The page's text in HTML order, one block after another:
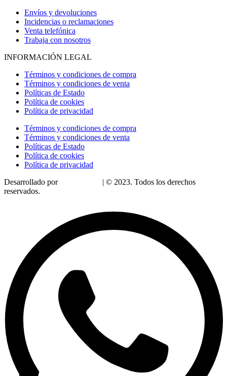
Envíos y devoluciones
Incidencias o reclamaciones
Venta telefónica
Trabaja con nosotros
INFORMACIÓN LEGAL
Términos y condiciones de compra
Términos y condiciones de venta
Políticas de Estado
Política de cookies
Política de privacidad
Términos y condiciones de compra
Términos y condiciones de venta
Políticas de Estado
Política de cookies
Política de privacidad
Desarrollado por
| © 2023. Todos los derechos
reservados.